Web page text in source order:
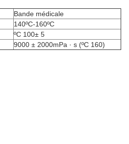
Bande médicale
140ºC-160ºC
ºC 100± 5
9000 ± 2000mPa · s (ºC 160)